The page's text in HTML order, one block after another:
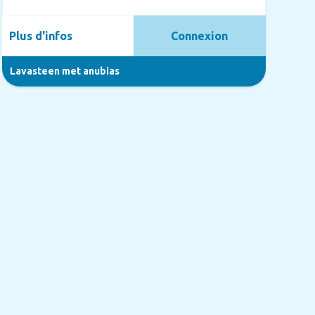
Lavasteen met anubias
Plus d'infos Connexion